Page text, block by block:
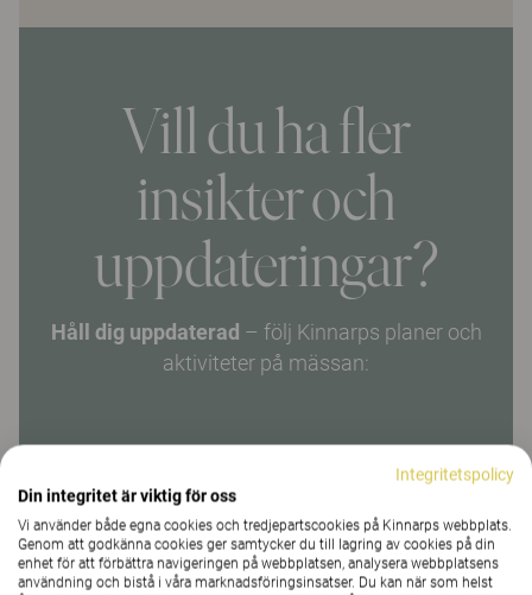
Vill du ha fler
insikter och
uppdateringar?
Håll dig uppdaterad – följ Kinnarps planer och
aktiviteter på mässan:
FÖRNAMN *
Integritetspolicy
Din integritet är viktig för oss
Vi använder både egna cookies och tredjepartscookies på Kinnarps webbplats.
Genom att godkänna cookies ger samtycker du till lagring av cookies på din
enhet för att förbättra navigeringen på webbplatsen, analysera webbplatsens
användning och bistå i våra marknadsföringsinsatser. Du kan när som helst